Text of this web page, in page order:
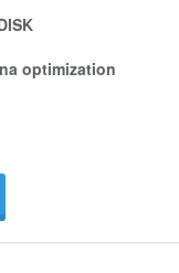
optimization